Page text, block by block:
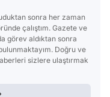
sonra her zaman
çalıştım. Gazete ve
görev aldıktan sonra
Doğru ve
sizlere ulaştırmak